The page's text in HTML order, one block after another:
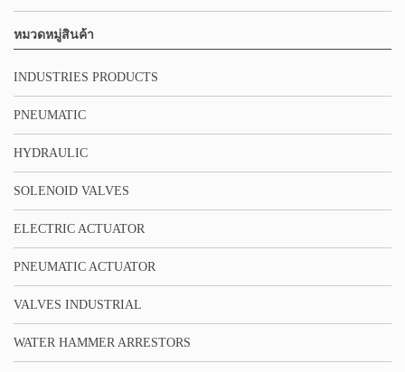
หมวดหมู่สินค้า
INDUSTRIES PRODUCTS
PNEUMATIC
HYDRAULIC
SOLENOID VALVES
ELECTRIC ACTUATOR
PNEUMATIC ACTUATOR
VALVES INDUSTRIAL
WATER HAMMER ARRESTORS